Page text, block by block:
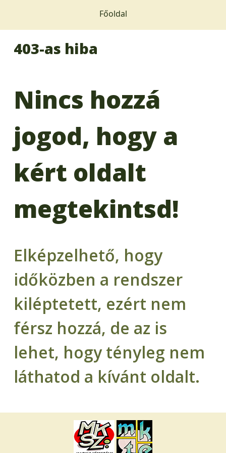
Főoldal
403-as hiba
Nincs hozzá
jogod, hogy a
kért oldalt
megtekintsd!
Elképzelhető, hogy
időközben a rendszer
kiléptetett, ezért nem
férsz hozzá, de az is
lehet, hogy tényleg nem
láthatod a kívánt oldalt.